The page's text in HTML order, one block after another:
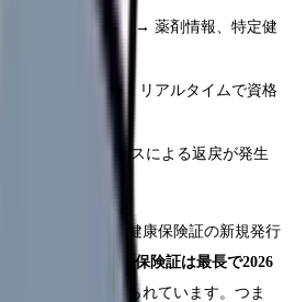
名・記号番号のみ → 薬剤情報、特定健
ども取得可能
有効期限を確認 → リアルタイムで資格
：記号番号の転記ミスによる返戻が発生
スがなくなる
12月2日に従来の健康保険証の新規発行
すでに発行済みの保険証は最長で2026
う経過措置が設けられています。つま